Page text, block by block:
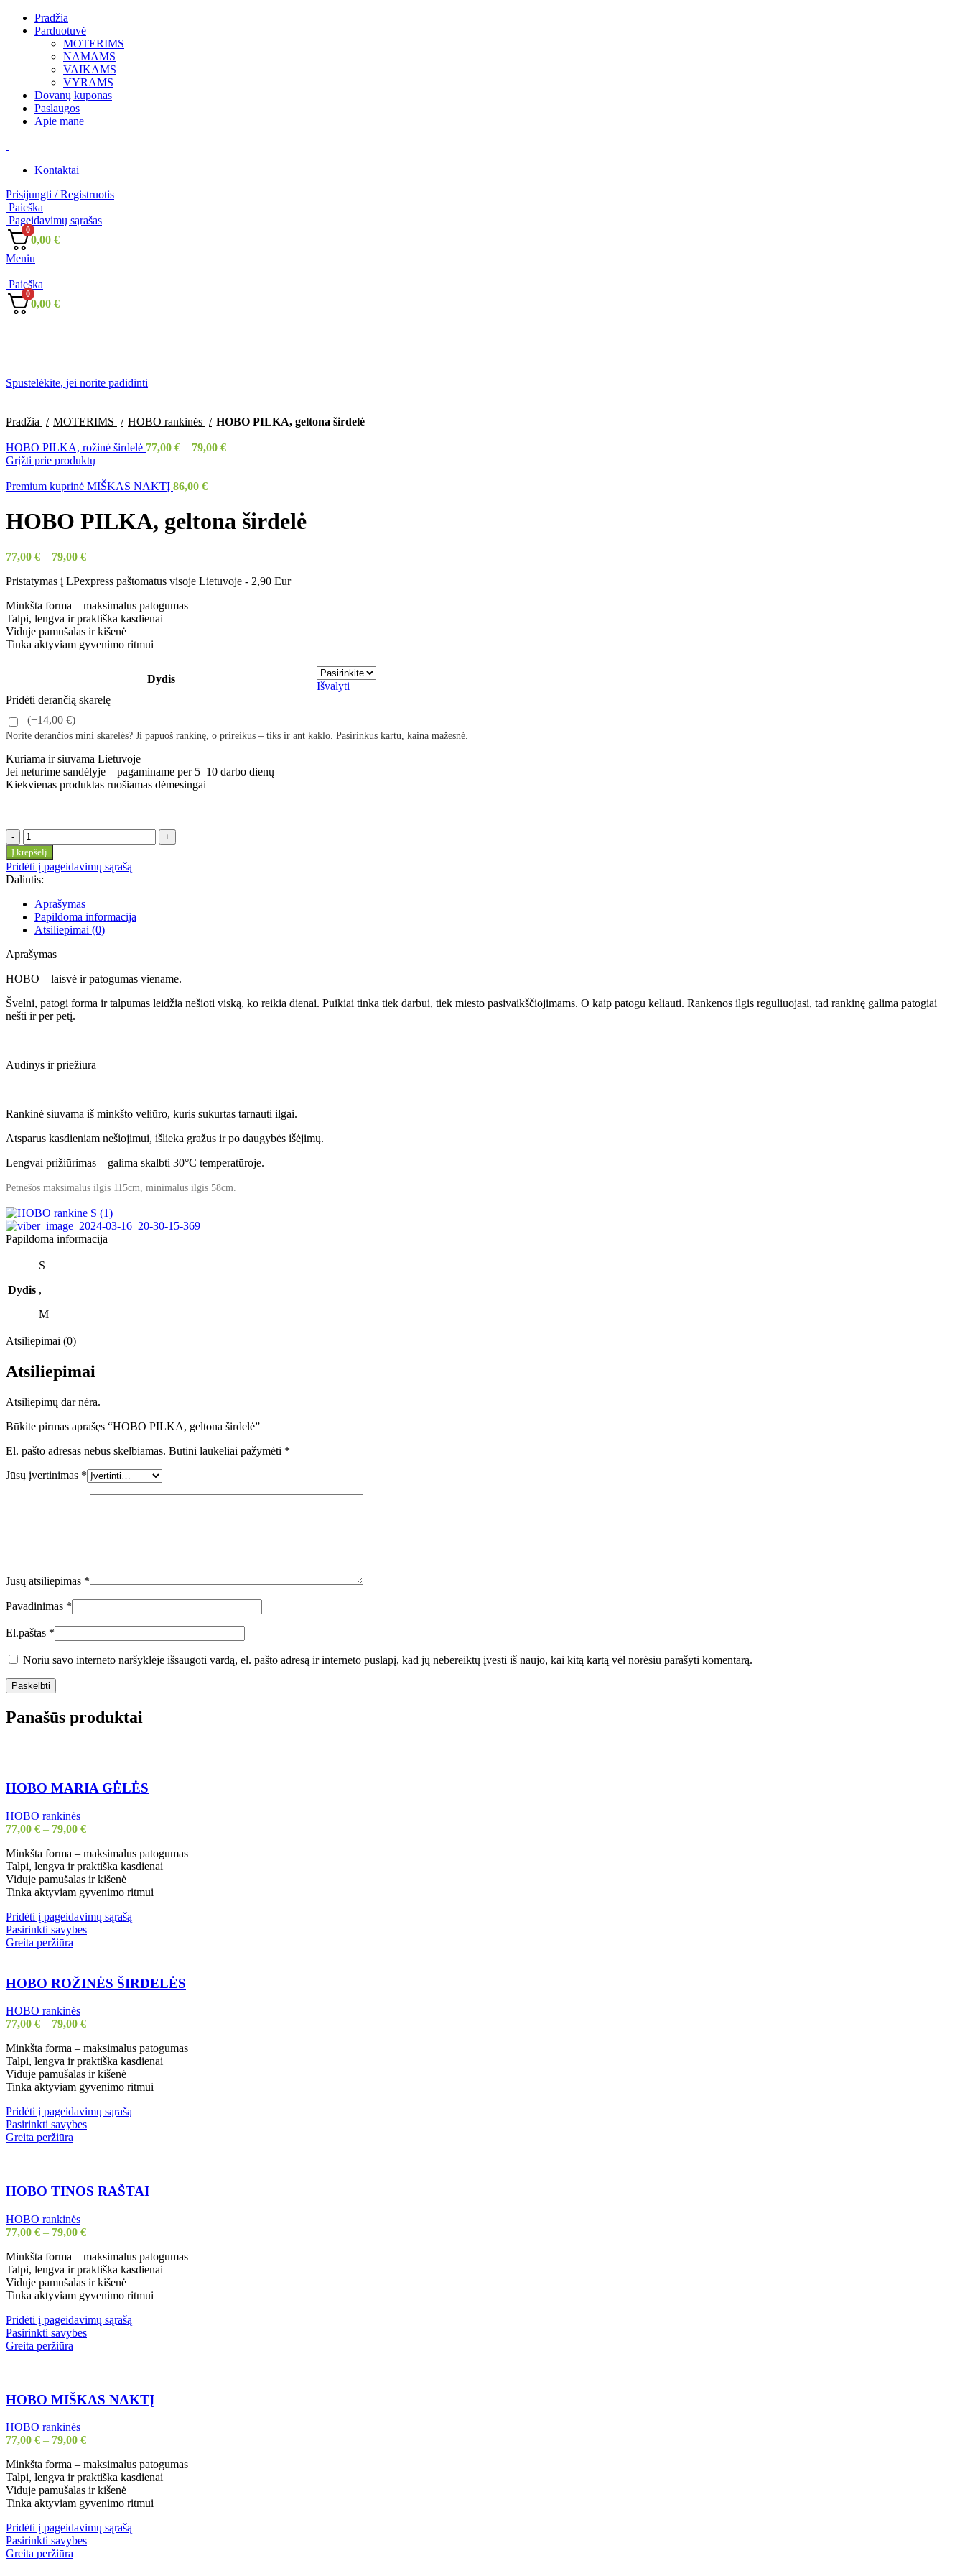
Pradžia
Parduotuvė
MOTERIMS
NAMAMS
VAIKAMS
VYRAMS
Dovanų kuponas
Paslaugos
Apie mane
Kontaktai
Prisijungti / Registruotis
Paieška
Pageidavimų sąrašas
0
0,00 €
Meniu
Paieška
0
0,00 €
Spustelėkite, jei norite padidinti
Pradžia MOTERIMS HOBO rankinės HOBO PILKA, geltona širdelė
HOBO PILKA, rožinė širdelė 77,00 € – 79,00 €
Grįžti prie produktų
Premium kuprinė MIŠKAS NAKTĮ 86,00 €
HOBO PILKA, geltona širdelė
77,00 € – 79,00 €
Pristatymas į LPexpress paštomatus visoje Lietuvoje - 2,90 Eur
Minkšta forma – maksimalus patogumas
Talpi, lengva ir praktiška kasdienai
Viduje pamušalas ir kišenė
Tinka aktyviam gyvenimo ritmui
Dydis
Išvalyti
Pridėti derančią skarelę
(+14,00 €)
Norite derančios mini skarelės? Ji papuoš rankinę, o prireikus – tiks ir ant kaklo. Pasirinkus kartu, kaina mažesnė.
Kuriama ir siuvama Lietuvoje
Jei neturime sandėlyje – pagaminame per 5–10 darbo dienų
Kiekvienas produktas ruošiamas dėmesingai
produkto
kiekis:
HOBO
PILKA,
geltona
širdelė
Į krepšelį
Pridėti į pageidavimų sąrašą
Dalintis:
Aprašymas
Papildoma informacija
Atsiliepimai (0)
Aprašymas
HOBO – laisvė ir patogumas viename.
Švelni, patogi forma ir talpumas leidžia nešioti viską, ko reikia dienai. Puikiai tinka tiek darbui, tiek miesto pasivaikščiojimams. O kaip patogu keliauti. Rankenos ilgis reguliuojasi, tad rankinę galima patogiai
nešti ir per petį.
Audinys ir priežiūra
Rankinė siuvama iš minkšto veliūro, kuris sukurtas tarnauti ilgai.
Atsparus kasdieniam nešiojimui, išlieka gražus ir po daugybės išėjimų.
Lengvai prižiūrimas – galima skalbti 30°C temperatūroje.
Petnešos maksimalus ilgis 115cm, minimalus ilgis 58cm.
Papildoma informacija
Dydis
S
,
M
Atsiliepimai (0)
Atsiliepimai
Atsiliepimų dar nėra.
Būkite pirmas aprašęs “HOBO PILKA, geltona širdelė”
El. pašto adresas nebus skelbiamas. Būtini laukeliai pažymėti *
Jūsų įvertinimas *
Jūsų atsiliepimas *
Pavadinimas *
El.paštas *
Noriu savo interneto naršyklėje išsaugoti vardą, el. pašto adresą ir interneto puslapį, kad jų nebereiktų įvesti iš naujo, kai kitą kartą vėl norėsiu parašyti komentarą.
Panašūs produktai
HOBO MARIA GĖLĖS
HOBO rankinės
77,00 € – 79,00 €
Minkšta forma – maksimalus patogumas
Talpi, lengva ir praktiška kasdienai
Viduje pamušalas ir kišenė
Tinka aktyviam gyvenimo ritmui
Pridėti į pageidavimų sąrašą
Pasirinkti savybesThis
variants.
The
chosen
on
the
product
page
Greita peržiūra
HOBO ROŽINĖS ŠIRDELĖS
HOBO rankinės
77,00 € – 79,00 €
Minkšta forma – maksimalus patogumas
Talpi, lengva ir praktiška kasdienai
Viduje pamušalas ir kišenė
Tinka aktyviam gyvenimo ritmui
Pridėti į pageidavimų sąrašą
Pasirinkti savybesThis
The
options
on
the
product
page
Greita peržiūra
HOBO TINOS RAŠTAI
HOBO rankinės
77,00 € – 79,00 €
Minkšta forma – maksimalus patogumas
Talpi, lengva ir praktiška kasdienai
Viduje pamušalas ir kišenė
Tinka aktyviam gyvenimo ritmui
Pridėti į pageidavimų sąrašą
Pasirinkti savybesThis
The
options
on
the
product
page
Greita peržiūra
HOBO MIŠKAS NAKTĮ
HOBO rankinės
77,00 € – 79,00 €
Minkšta forma – maksimalus patogumas
Talpi, lengva ir praktiška kasdienai
Viduje pamušalas ir kišenė
Tinka aktyviam gyvenimo ritmui
Pridėti į pageidavimų sąrašą
Pasirinkti savybesThis
Greita peržiūra